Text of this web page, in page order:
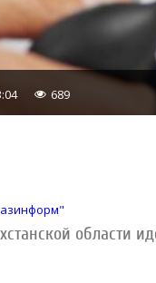
689
области